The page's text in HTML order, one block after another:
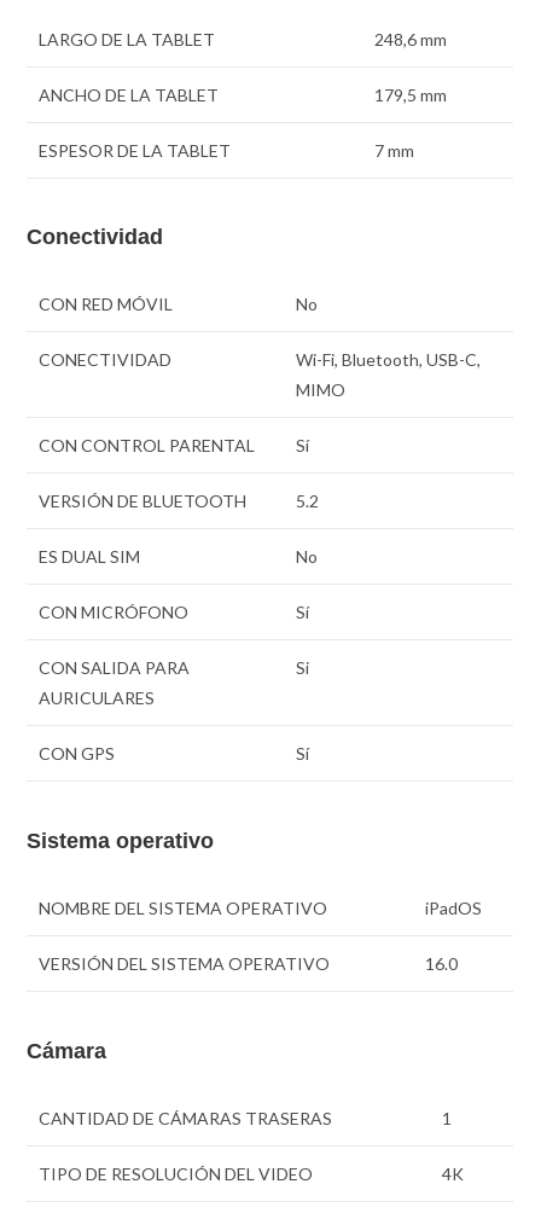
LARGO DE LA TABLET 248,6 mm
ANCHO DE LA TABLET 179,5 mm
ESPESOR DE LA TABLET 7 mm
Conectividad
CON RED MÓVIL No
CONECTIVIDAD
Wi-Fi, Bluetooth, USB-C,
MIMO
CON CONTROL PARENTAL Sí
VERSIÓN DE BLUETOOTH 5.2
ES DUAL SIM No
CON MICRÓFONO Sí
CON SALIDA PARA
AURICULARES
Si
CON GPS Sí
Sistema operativo
NOMBRE DEL SISTEMA OPERATIVO iPadOS
VERSIÓN DEL SISTEMA OPERATIVO 16.0
Cámara
CANTIDAD DE CÁMARAS TRASERAS 1
TIPO DE RESOLUCIÓN DEL VIDEO 4K